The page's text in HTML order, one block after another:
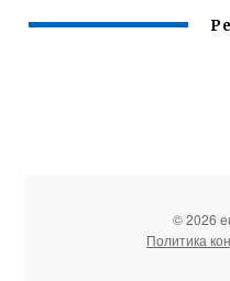
© 2026
Политика